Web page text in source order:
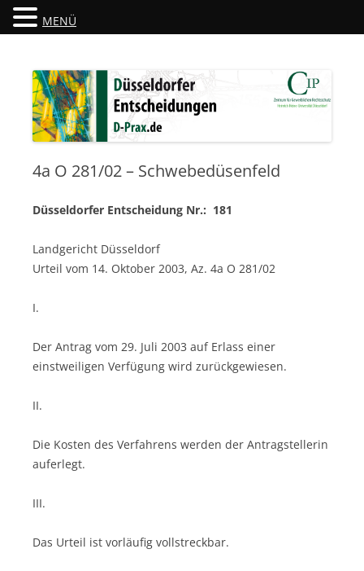
Düsseldorfer Entscheidungen
4a O 281/02 – Schwebedüsenfeld
Düsseldorfer Entscheidung Nr.: 181
Landgericht Düsseldorf
Urteil vom 14. Oktober 2003, Az. 4a O 281/02
I.
Der Antrag vom 29. Juli 2003 auf Erlass einer
einstweiligen Verfügung wird zurückgewiesen.
II.
Die Kosten des Verfahrens werden der Antragstellerin
auferlegt.
III.
Das Urteil ist vorläufig vollstreckbar.
MENÜ